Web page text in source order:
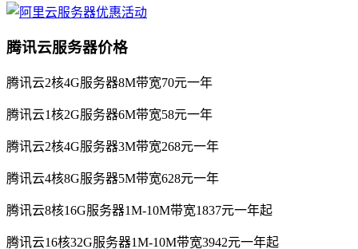
腾讯云服务器价格
腾讯云2核4G服务器8M带宽70元一年
腾讯云1核2G服务器6M带宽58元一年
腾讯云2核4G服务器3M带宽268元一年
腾讯云4核8G服务器5M带宽628元一年
腾讯云8核16G服务器1M-10M带宽1837元一年起
腾讯云16核32G服务器1M-10M带宽3942元一年起